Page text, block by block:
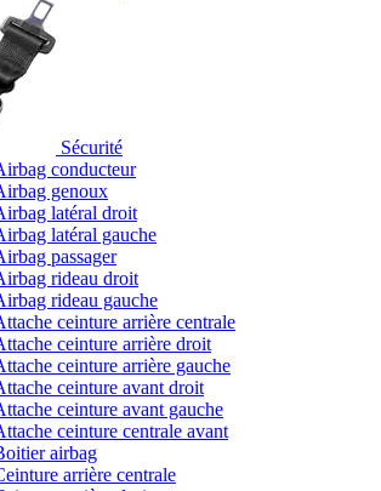
Sécurité
conducteur
genoux
latéral droit
latéral gauche
passager
rideau droit
rideau gauche
ceinture arrière centrale
ceinture arrière droit
ceinture arrière gauche
ceinture avant droit
ceinture avant gauche
ceinture centrale avant
airbag
arrière centrale